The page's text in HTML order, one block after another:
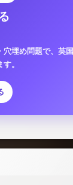
穴埋め問題で、英
。